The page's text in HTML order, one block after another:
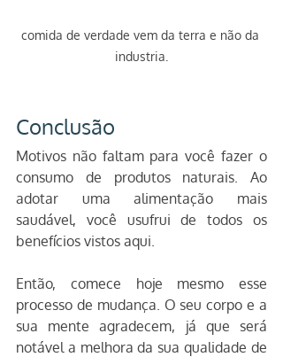
comida de verdade vem da terra e não da
industria.
Conclusão
Motivos não faltam para você fazer o
consumo de produtos naturais. Ao
adotar uma alimentação mais
saudável, você usufrui de todos os
benefícios vistos aqui.
Então, comece hoje mesmo esse
processo de mudança. O seu corpo e a
sua mente agradecem, já que será
notável a melhora da sua qualidade de